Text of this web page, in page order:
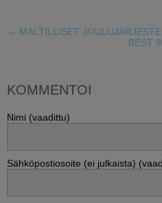
← MALTILLISET
BEST
KOMMENTOI
Nimi (vaadittu)
Sähköpostiosoite (ei julkaista)